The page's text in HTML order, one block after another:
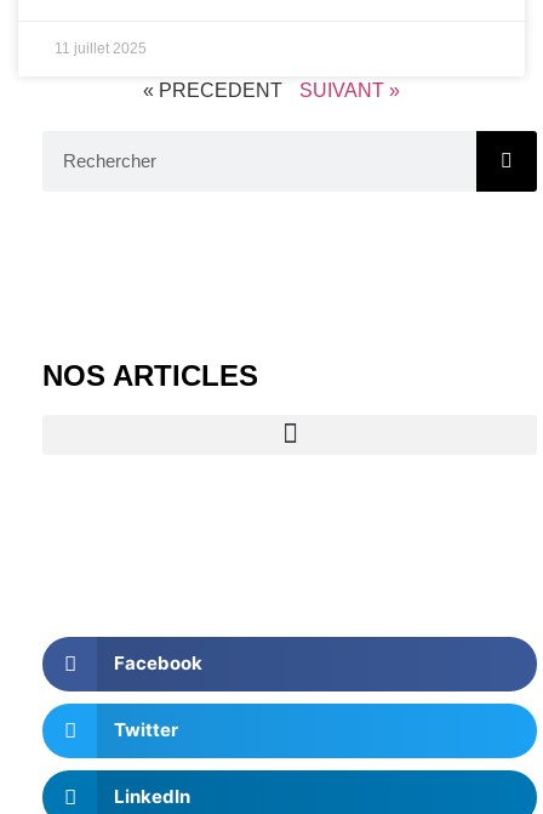
11 juillet 2025
« PRECEDENT SUIVANT »
NOS ARTICLES
Facebook
Twitter
LinkedIn